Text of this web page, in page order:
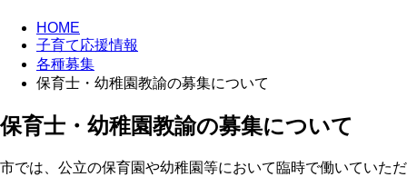
HOME
子育て応援情報
各種募集
保育士・幼稚園教諭の募集について
保育士・幼稚園教諭の募集について
市では、公立の保育園や幼稚園等において臨時で働いていただ